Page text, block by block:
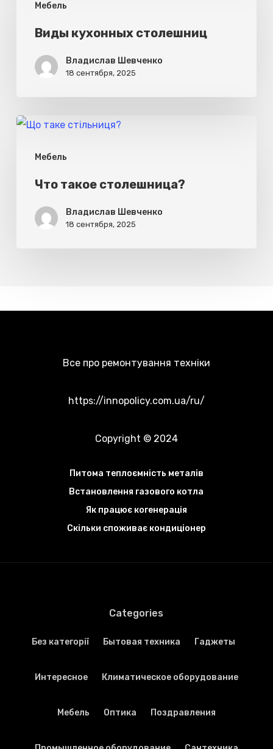
Мебель
столешниц
Виды кухонных столешниц
Владислав Шевченко
18 сентября, 2025
Мебель
Что
столешница?
Что такое столешница?
Владислав Шевченко
18 сентября, 2025
Все про ремонтування техніки
https://innopolicy.com.ua/ru/
Copyright © 2024
Питома теплоємність металів
Встановлення газового котла
Як працює когенерація
Скільки споживає кондиціонер
Categories
Без категорії Бытовая техника Гаджеты
Интересное Климатическое оборудование
Мебель Оптика Поздравления